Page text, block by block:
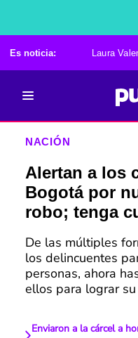
Es noticia: Laura
NACIÓN
Alertan a los
Bogotá por
robo; tenga
De las múltiples
los delincuentes
personas, ahora
ellos para lograr
Enviaron a la cárcel a